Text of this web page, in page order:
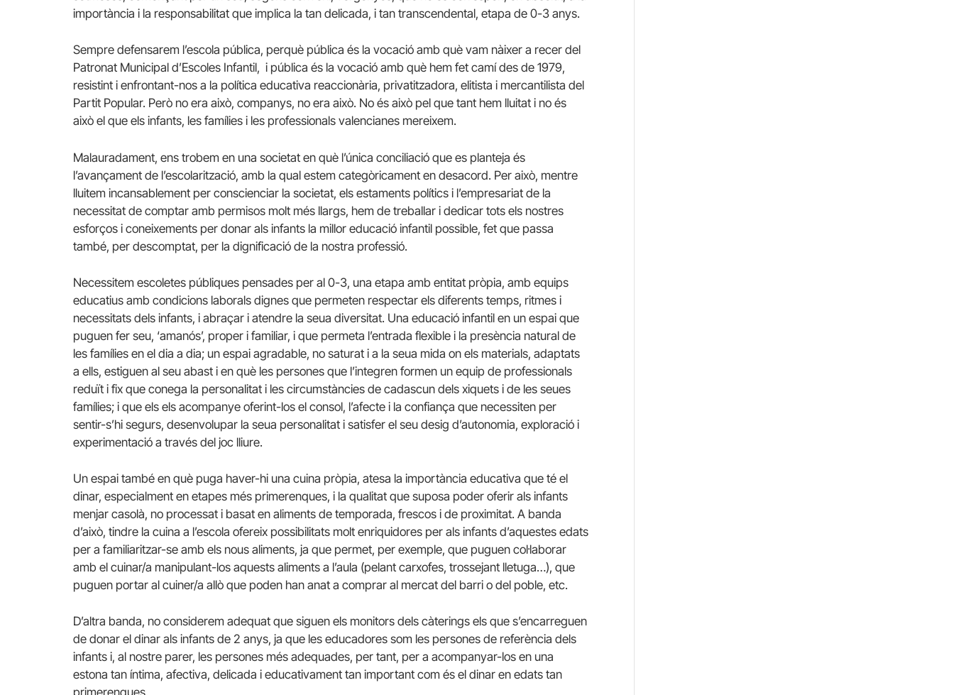
importància i la responsabilitat que implica la tan delicada, i tan transcendental, etapa de 0-3 anys.
Sempre defensarem l’escola pública, perquè pública és la vocació amb què vam nàixer a recer del
Patronat Municipal d’Escoles Infantil, i pública és la vocació amb què hem fet camí des de 1979,
resistint i enfrontant-nos a la política educativa reaccionària, privatitzadora, elitista i mercantilista del
Partit Popular. Però no era això, companys, no era això. No és això pel que tant hem lluitat i no és
això el que els infants, les famílies i les professionals valencianes mereixem.
Malauradament, ens trobem en una societat en què l’única conciliació que es planteja és
l’avançament de l’escolarització, amb la qual estem categòricament en desacord. Per això, mentre
lluitem incansablement per conscienciar la societat, els estaments polítics i l’empresariat de la
necessitat de comptar amb permisos molt més llargs, hem de treballar i dedicar tots els nostres
esforços i coneixements per donar als infants la millor educació infantil possible, fet que passa
també, per descomptat, per la dignificació de la nostra professió.
Necessitem escoletes públiques pensades per al 0-3, una etapa amb entitat pròpia, amb equips
educatius amb condicions laborals dignes que permeten respectar els diferents temps, ritmes i
necessitats dels infants, i abraçar i atendre la seua diversitat. Una educació infantil en un espai que
puguen fer seu, ‘amanós’, proper i familiar, i que permeta l’entrada flexible i la presència natural de
les famílies en el dia a dia; un espai agradable, no saturat i a la seua mida on els materials, adaptats
a ells, estiguen al seu abast i en què les persones que l’integren formen un equip de professionals
reduït i fix que conega la personalitat i les circumstàncies de cadascun dels xiquets i de les seues
famílies; i que els els acompanye oferint-los el consol, l’afecte i la confiança que necessiten per
sentir-s’hi segurs, desenvolupar la seua personalitat i satisfer el seu desig d’autonomia, exploració i
experimentació a través del joc lliure.
Un espai també en què puga haver-hi una cuina pròpia, atesa la importància educativa que té el
dinar, especialment en etapes més primerenques, i la qualitat que suposa poder oferir als infants
menjar casolà, no processat i basat en aliments de temporada, frescos i de proximitat. A banda
d’això, tindre la cuina a l’escola ofereix possibilitats molt enriquidores per als infants d’aquestes edats
per a familiaritzar-se amb els nous aliments, ja que permet, per exemple, que puguen col·laborar
amb el cuinar/a manipulant-los aquests aliments a l’aula (pelant carxofes, trossejant lletuga…), que
puguen portar al cuiner/a allò que poden han anat a comprar al mercat del barri o del poble, etc.
D’altra banda, no considerem adequat que siguen els monitors dels càterings els que s’encarreguen
de donar el dinar als infants de 2 anys, ja que les educadores som les persones de referència dels
infants i, al nostre parer, les persones més adequades, per tant, per a acompanyar-los en una
estona tan íntima, afectiva, delicada i educativament tan important com és el dinar en edats tan